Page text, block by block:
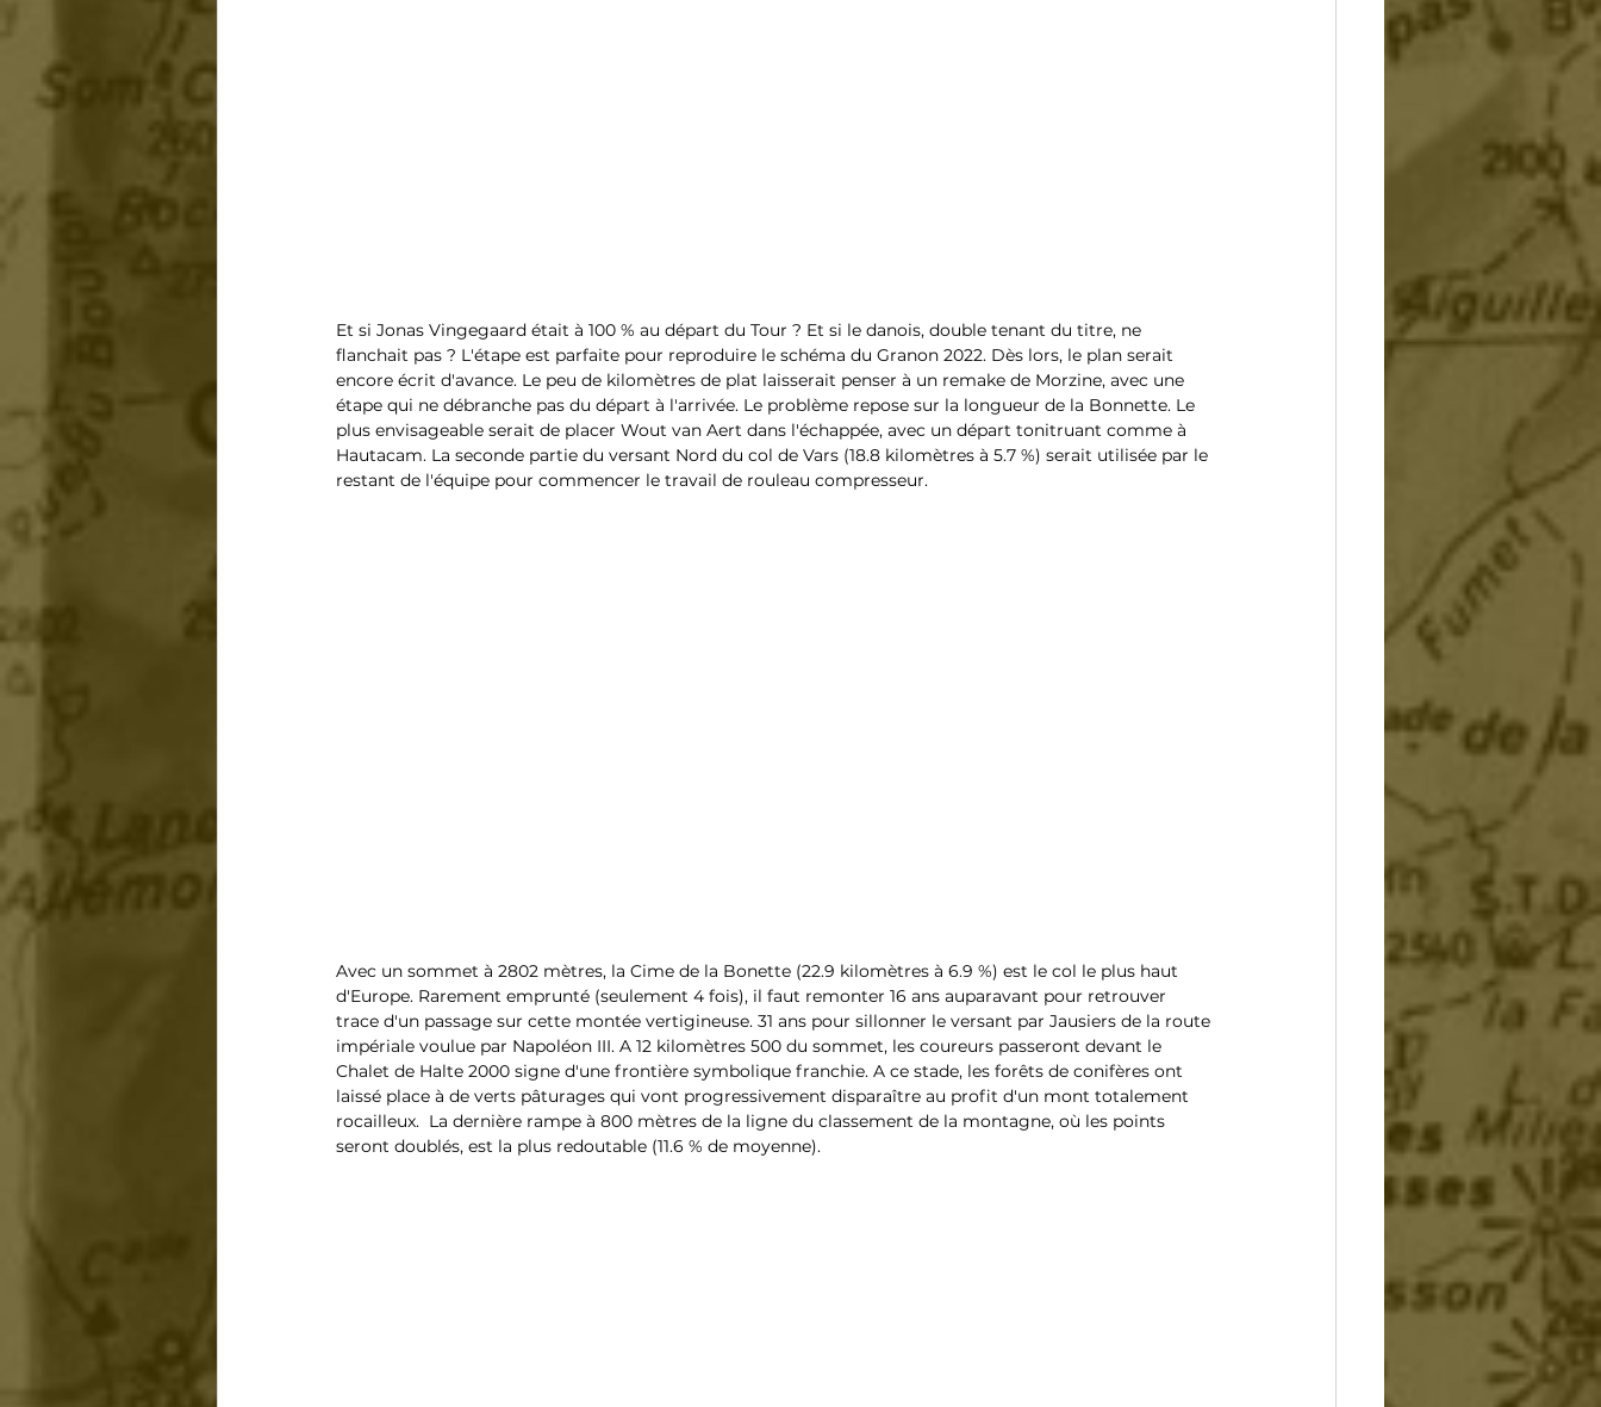
Et si Jonas Vingegaard était à 100 % au départ du Tour ? Et si le danois, double tenant du titre, ne
flanchait pas ? L'étape est parfaite pour reproduire le schéma du Granon 2022. Dès lors, le plan serait
encore écrit d'avance. Le peu de kilomètres de plat laisserait penser à un remake de Morzine, avec une
étape qui ne débranche pas du départ à l'arrivée. Le problème repose sur la longueur de la Bonnette. Le
plus envisageable serait de placer Wout van Aert dans l'échappée, avec un départ tonitruant comme à
Hautacam. La seconde partie du versant Nord du col de Vars (18.8 kilomètres à 5.7 %) serait utilisée par le
restant de l'équipe pour commencer le travail de rouleau compresseur.
Avec un sommet à 2802 mètres, la Cime de la Bonette (22.9 kilomètres à 6.9 %) est le col le plus haut
d'Europe. Rarement emprunté (seulement 4 fois), il faut remonter 16 ans auparavant pour retrouver
trace d'un passage sur cette montée vertigineuse. 31 ans pour sillonner le versant par Jausiers de la route
impériale voulue par Napoléon III. A 12 kilomètres 500 du sommet, les coureurs passeront devant le
Chalet de Halte 2000 signe d'une frontière symbolique franchie. A ce stade, les forêts de conifères ont
laissé place à de verts pâturages qui vont progressivement disparaître au profit d'un mont totalement
rocailleux.  La dernière rampe à 800 mètres de la ligne du classement de la montagne, où les points
seront doublés, est la plus redoutable (11.6 % de moyenne).